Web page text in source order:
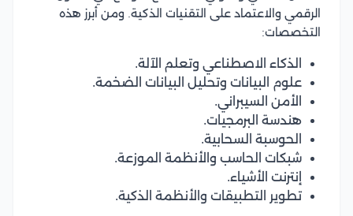
الرقمي والاعتماد على التقنيات الذكية. ومن أبرز هذه
التخصصات:
الذكاء الاصطناعي وتعلم الآلة.
علوم البيانات وتحليل البيانات الضخمة.
الأمن السيبراني.
هندسة البرمجيات.
الحوسبة السحابية.
شبكات الحاسب والأنظمة الموزعة.
إنترنت الأشياء.
تطوير التطبيقات والأنظمة الذكية.